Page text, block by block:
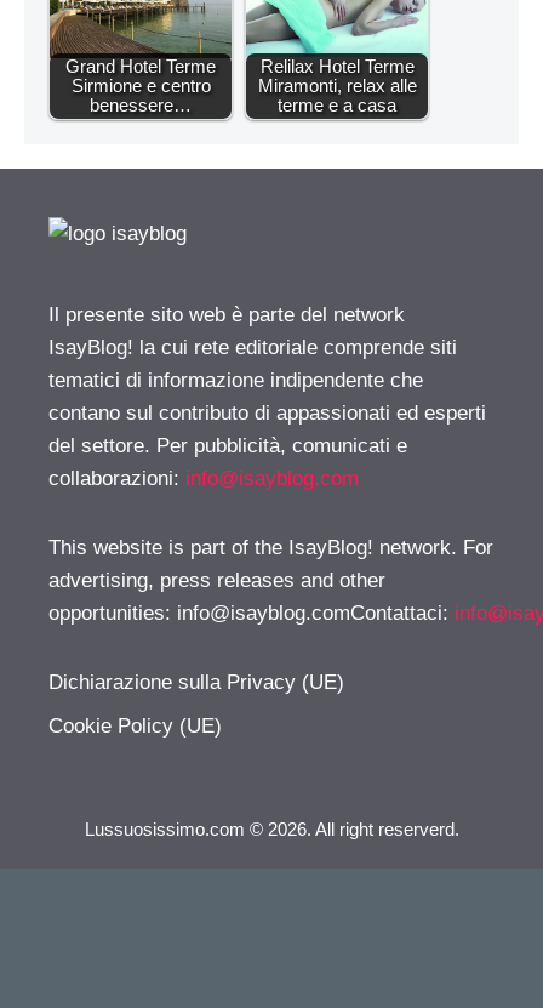
Grand Hotel Terme
Sirmione e centro
benessere…
Relilax Hotel Terme
Miramonti, relax alle
terme e a casa
Il presente sito web è parte del network
IsayBlog! la cui rete editoriale comprende siti
tematici di informazione indipendente che
contano sul contributo di appassionati ed esperti
del settore. Per pubblicità, comunicati e
collaborazioni: info@isayblog.com
This website is part of the IsayBlog! network. For
advertising, press releases and other
opportunities: info@isayblog.comContattaci:
Dichiarazione sulla Privacy (UE)
Cookie Policy (UE)
Lussuosissimo.com © 2026. All right reserverd.